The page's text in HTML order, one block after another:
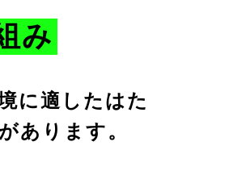
み
に適したはた
あります。